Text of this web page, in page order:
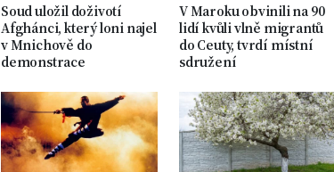
Soud uložil doživotí
Afghánci, který loni najel
v Mnichově do
demonstrace
V Maroku obvinili na 90
lidí kvůli vlně migrantů
do Ceuty, tvrdí místní
sdružení